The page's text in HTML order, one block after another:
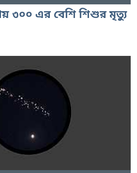
৩০০ এর বেশি শিশুর মৃত্যু